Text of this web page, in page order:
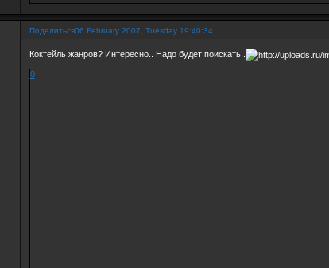
Поделиться06 February 2007, Tuesday 19:40:34
Коктейль жанров? Интересно.. Надо будет поискать..
0